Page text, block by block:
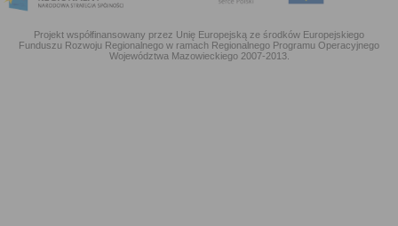
Projekt współfinansowany przez Unię Europejską ze środków Europejskiego
Funduszu Rozwoju Regionalnego w ramach Regionalnego Programu Operacyjnego
Województwa Mazowieckiego 2007-2013.